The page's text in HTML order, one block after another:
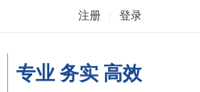
注册 登录
专业 务实 高效